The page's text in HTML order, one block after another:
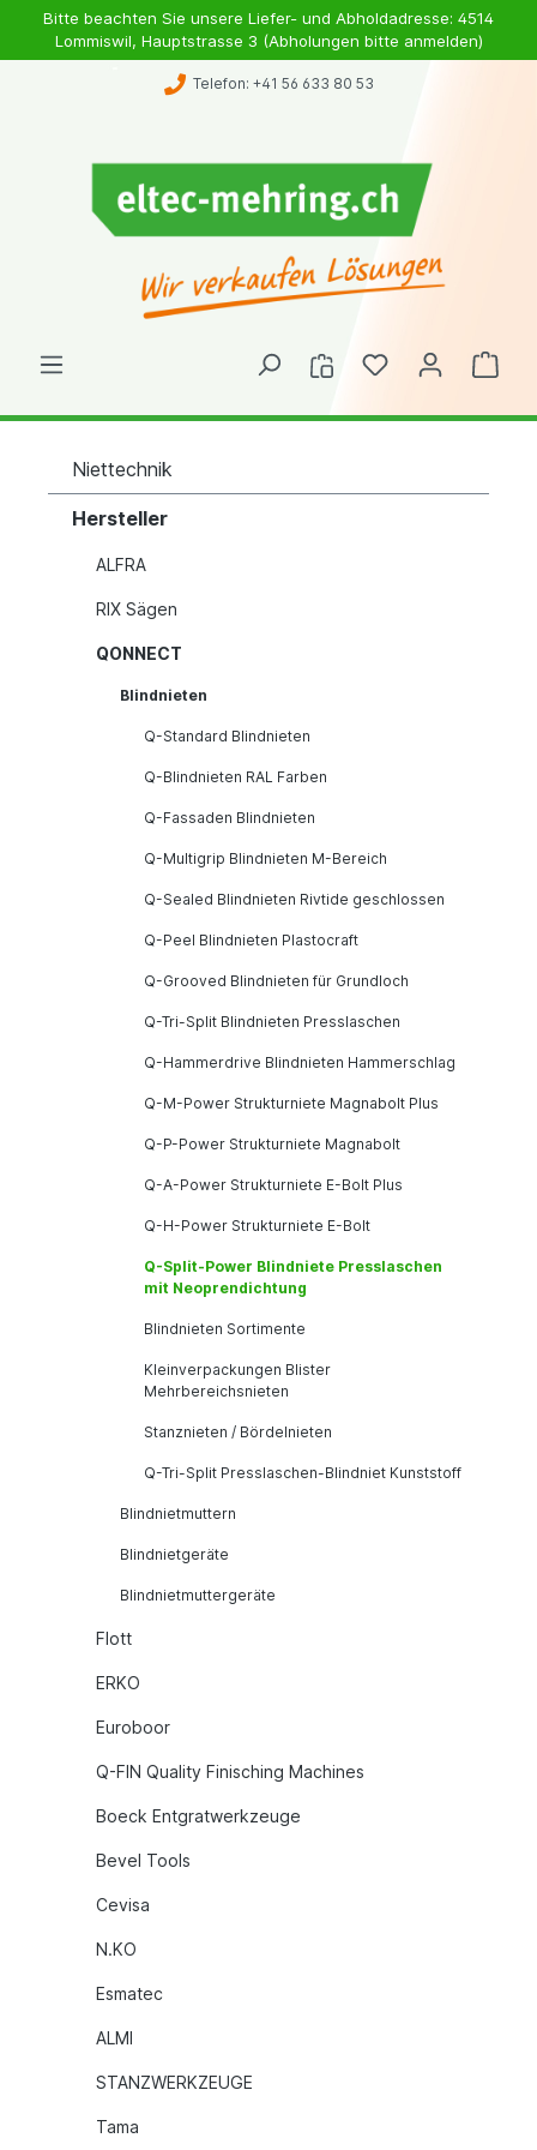
Bitte beachten Sie unsere Liefer- und Abholdadresse: 4514
Lommiswil, Hauptstrasse 3 (Abholungen bitte anmelden)
Telefon: +41 56 633 80 53
Niettechnik
Hersteller
ALFRA
RIX Sägen
QONNECT
Blindnieten
Q-Standard Blindnieten
Q-Blindnieten RAL Farben
Q-Fassaden Blindnieten
Q-Multigrip Blindnieten M-Bereich
Q-Sealed Blindnieten Rivtide geschlossen
Q-Peel Blindnieten Plastocraft
Q-Grooved Blindnieten für Grundloch
Q-Tri-Split Blindnieten Presslaschen
Q-Hammerdrive Blindnieten Hammerschlag
Q-M-Power Strukturniete Magnabolt Plus
Q-P-Power Strukturniete Magnabolt
Q-A-Power Strukturniete E-Bolt Plus
Q-H-Power Strukturniete E-Bolt
Q-Split-Power Blindniete Presslaschen
mit Neoprendichtung
Blindnieten Sortimente
Kleinverpackungen Blister
Mehrbereichsnieten
Stanznieten / Bördelnieten
Q-Tri-Split Presslaschen-Blindniet Kunststoff
Blindnietmuttern
Blindnietgeräte
Blindnietmuttergeräte
Flott
ERKO
Euroboor
Q-FIN Quality Finisching Machines
Boeck Entgratwerkzeuge
Bevel Tools
Cevisa
N.KO
Esmatec
ALMI
STANZWERKZEUGE
Tama